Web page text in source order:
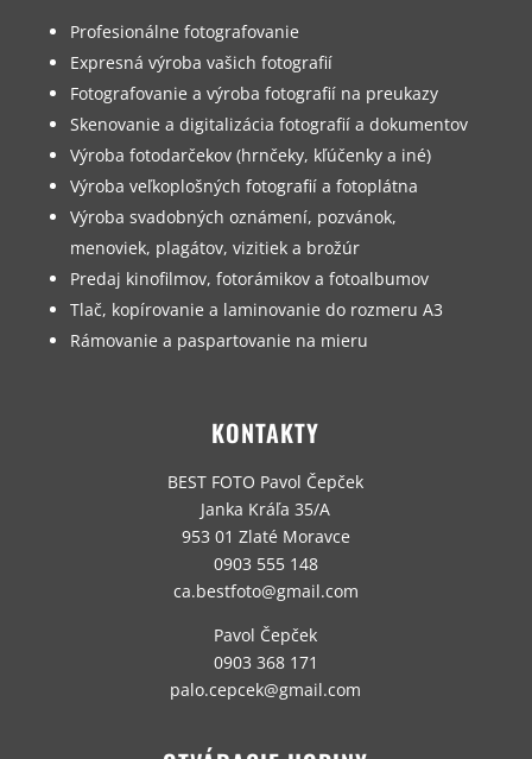
Profesionálne fotografovanie
Expresná výroba vašich fotografií
Fotografovanie a výroba fotografií na preukazy
Skenovanie a digitalizácia fotografií a dokumentov
Výroba fotodarčekov (hrnčeky, kľúčenky a iné)
Výroba veľkoplošných fotografií a fotoplátna
Výroba svadobných oznámení, pozvánok,
menoviek, plagátov, vizitiek a brožúr
Predaj kinofilmov, fotorámikov a fotoalbumov
Tlač, kopírovanie a laminovanie do rozmeru A3
Rámovanie a paspartovanie na mieru
KONTAKTY
BEST FOTO Pavol Čepček
Janka Kráľa 35/A
953 01 Zlaté Moravce
0903 555 148
ca.bestfoto@gmail.com
Pavol Čepček
0903 368 171
palo.cepcek@gmail.com